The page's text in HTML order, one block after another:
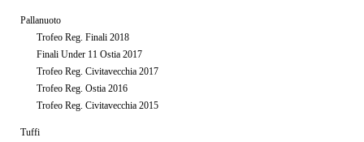
Pallanuoto
Trofeo Reg. Finali 2018
Finali Under 11 Ostia 2017
Trofeo Reg. Civitavecchia 2017
Trofeo Reg. Ostia 2016
Trofeo Reg. Civitavecchia 2015
Tuffi